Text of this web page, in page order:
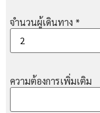
จำนวนผู้เดินทาง *
ความต้องการเพิ่มเติม